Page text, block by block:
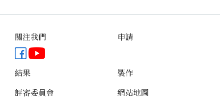
關注我們
Facebook專頁
YouTube頻道
申請
結果
製作
評審委員會
網站地圖